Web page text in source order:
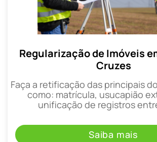
Regularização de Imóveis
Cruzes
Faça a retificação das principais
como: matrícula, usucapião
unificação de registros
Saiba mais